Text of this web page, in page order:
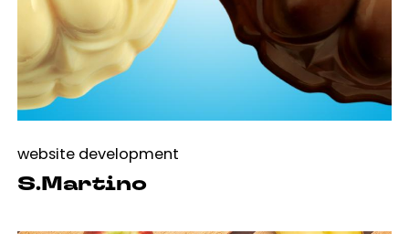
website development
S.Martino